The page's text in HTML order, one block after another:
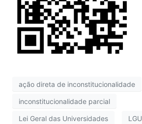
ação direta de inconstitucionalidade
inconstitucionalidade parcial
Lei Geral das Universidades LGU